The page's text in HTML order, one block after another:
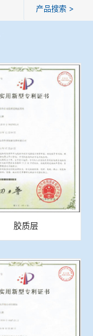
产品搜索 >
胶质层